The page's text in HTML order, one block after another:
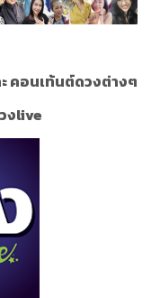
คอนเท้นต์ดวงต่างๆ
งlive